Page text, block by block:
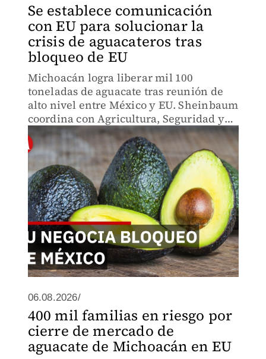
Se establece comunicación
con EU para solucionar la
crisis de aguacateros tras
bloqueo de EU
Michoacán logra liberar mil 100
toneladas de aguacate tras reunión de
alto nivel entre México y EU. Sheinbaum
coordina con Agricultura, Seguridad y
Guardia Nacional para reabrir
exportaciones. ¿Se resolverá
completamente el bloqueo el lunes
06.08.2026/
400 mil familias en riesgo por
cierre de mercado de
aguacate de Michoacán en EU